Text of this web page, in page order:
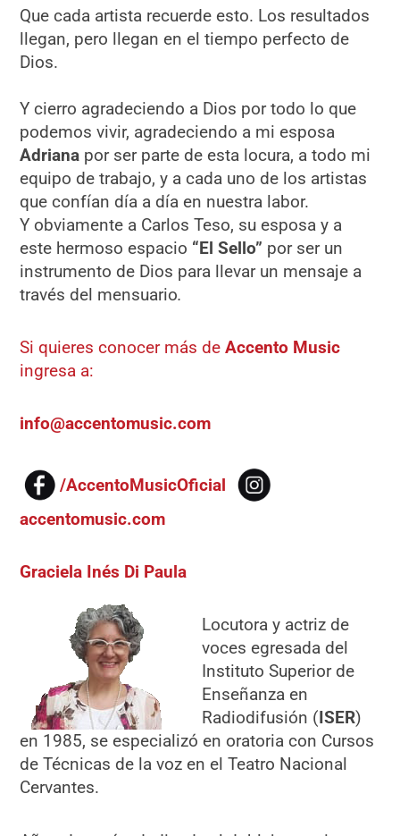
Que cada artista recuerde esto. Los resultados
llegan, pero llegan en el tiempo perfecto de
Dios.
Y cierro agradeciendo a Dios por todo lo que
podemos vivir, agradeciendo a mi esposa
Adriana por ser parte de esta locura, a todo mi
equipo de trabajo, y a cada uno de los artistas
que confían día a día en nuestra labor.
Y obviamente a Carlos Teso, su esposa y a
este hermoso espacio “El Sello” por ser un
instrumento de Dios para llevar un mensaje a
través del mensuario.
Si quieres conocer más deAccento Music
ingresa a:
info@accentomusic.com
/AccentoMusicOficial
accentomusic.com
Graciela Inés Di Paula
Locutora y actriz de
voces egresada del
Instituto Superior de
Enseñanza en
Radiodifusión (ISER)
en 1985, se especializó en oratoria con Cursos
de Técnicas de la voz en el Teatro Nacional
Cervantes.